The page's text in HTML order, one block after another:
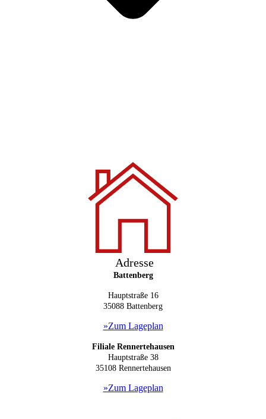
Adresse
Battenberg
Hauptstraße 16
35088 Battenberg
»Zum Lageplan
Filiale Rennertehausen
Hauptstraße 38
35108 Rennertehausen
»Zum Lageplan